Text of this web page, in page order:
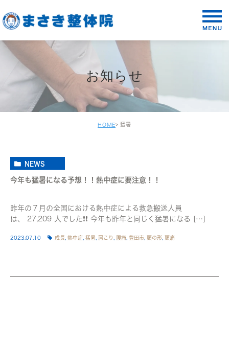
お知らせ
HOME 猛暑
NEWS
今年も猛暑になる予想！！熱中症に要注意！！
昨年の７月の全国における熱中症による救急搬送人員
は、 27,209 人でした❗❗ 今年も昨年と同じく猛暑になる […]
2023.07.10 成長 熱中症 猛暑 肩こり 腰痛 豊田市 頭の形 頭痛